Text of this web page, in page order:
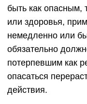
быть как опасным,
или здоровья,
немедленно или
обязательно
потерпевшим как
опасаться
действия.